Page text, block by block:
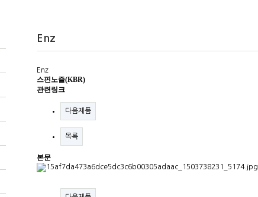
Enz
Enz
스핀노즐(KBR)
관련링크
다음제품
목록
본문